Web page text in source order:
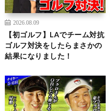
2026.08.09
【初ゴルフ】LAでチーム対抗
ゴルフ対決をしたらまさかの
結果になりました！